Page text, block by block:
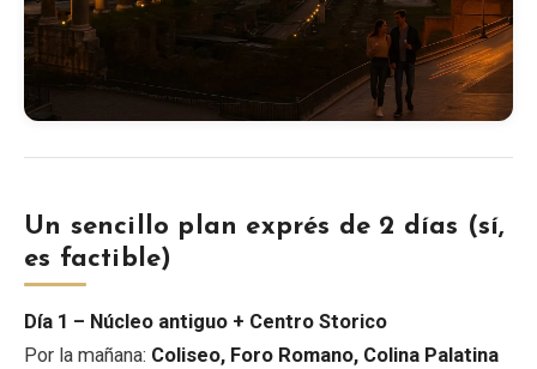
Un sencillo plan exprés de 2 días (sí,
es factible)
Día 1 – Núcleo antiguo + Centro Storico
Por la mañana: Coliseo, Foro Romano, Colina Palatina